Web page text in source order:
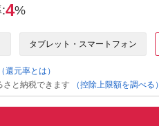
4%
タブレット・スマートフォン
（還元率とは）
と納税できます
（控除上限額を調べる）